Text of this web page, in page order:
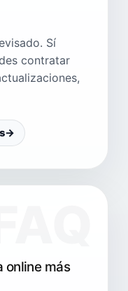
Sí
contratar
→
online más